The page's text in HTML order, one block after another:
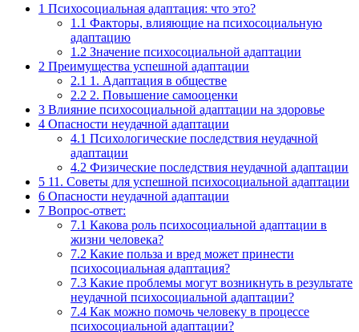
1 Психосоциальная адаптация: что это?
1.1 Факторы, влияющие на психосоциальную
адаптацию
1.2 Значение психосоциальной адаптации
2 Преимущества успешной адаптации
2.1 1. Адаптация в обществе
2.2 2. Повышение самооценки
3 Влияние психосоциальной адаптации на здоровье
4 Опасности неудачной адаптации
4.1 Психологические последствия неудачной
адаптации
4.2 Физические последствия неудачной адаптации
5 11. Советы для успешной психосоциальной адаптации
6 Опасности неудачной адаптации
7 Вопрос-ответ:
7.1 Какова роль психосоциальной адаптации в
жизни человека?
7.2 Какие польза и вред может принести
психосоциальная адаптация?
7.3 Какие проблемы могут возникнуть в результате
неудачной психосоциальной адаптации?
7.4 Как можно помочь человеку в процессе
психосоциальной адаптации?